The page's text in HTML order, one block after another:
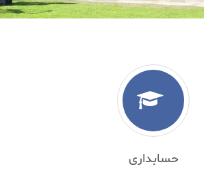
حسابداری